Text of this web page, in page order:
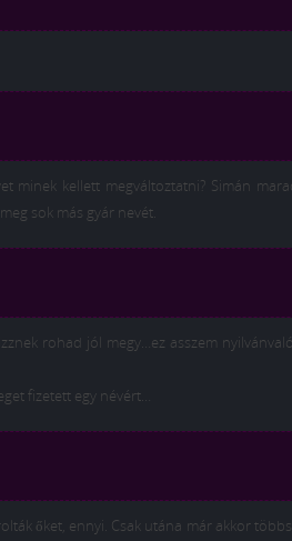
minek kellett megváltoztatni? Simán
sok más gyár nevét.
rohad jól megy…ez asszem
fizetett egy névért…
őket, ennyi. Csak utána már akkor